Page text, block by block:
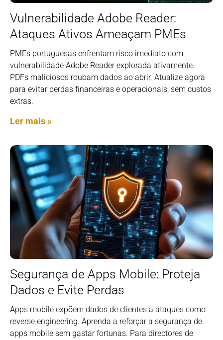
Vulnerabilidade Adobe Reader:
Ataques Ativos Ameaçam PMEs
PMEs portuguesas enfrentam risco imediato com
vulnerabilidade Adobe Reader explorada ativamente.
PDFs maliciosos roubam dados ao abrir. Atualize agora
para evitar perdas financeiras e operacionais, sem custos
extras.
Ler mais »
Segurança de Apps Mobile: Proteja
Dados e Evite Perdas
Apps mobile expõem dados de clientes a ataques como
reverse engineering. Aprenda a reforçar a segurança de
apps mobile sem gastar fortunas. Para directores de